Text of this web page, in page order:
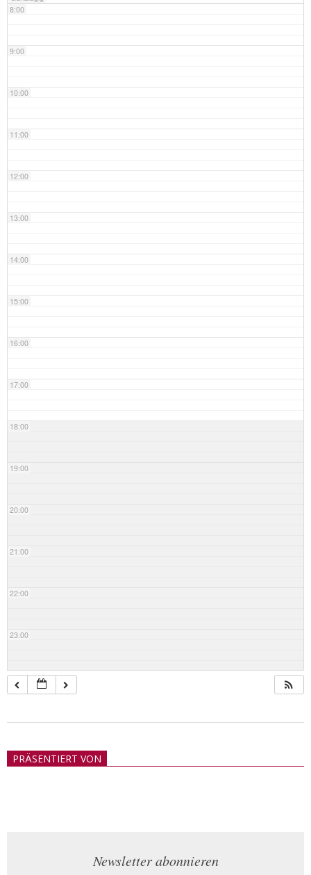
8:00
9:00
10:00
11:00
12:00
13:00
14:00
15:00
16:00
17:00
18:00
19:00
20:00
21:00
22:00
23:00
21PRÄSENTIERT VON
Newsletter abonnieren